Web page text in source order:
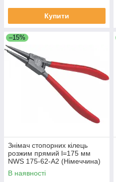
Купити
–15%
Знімач стопорних кілець
розжим прямий l=175 мм
NWS 175-62-A2 (Німеччина)
В наявності